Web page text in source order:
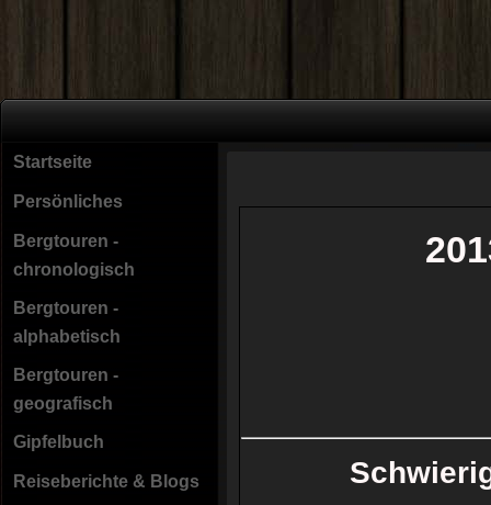
Startseite
Persönliches
Bergtouren -
chronologisch
Bergtouren -
alphabetisch
Bergtouren -
geografisch
Gipfelbuch
Reiseberichte & Blogs